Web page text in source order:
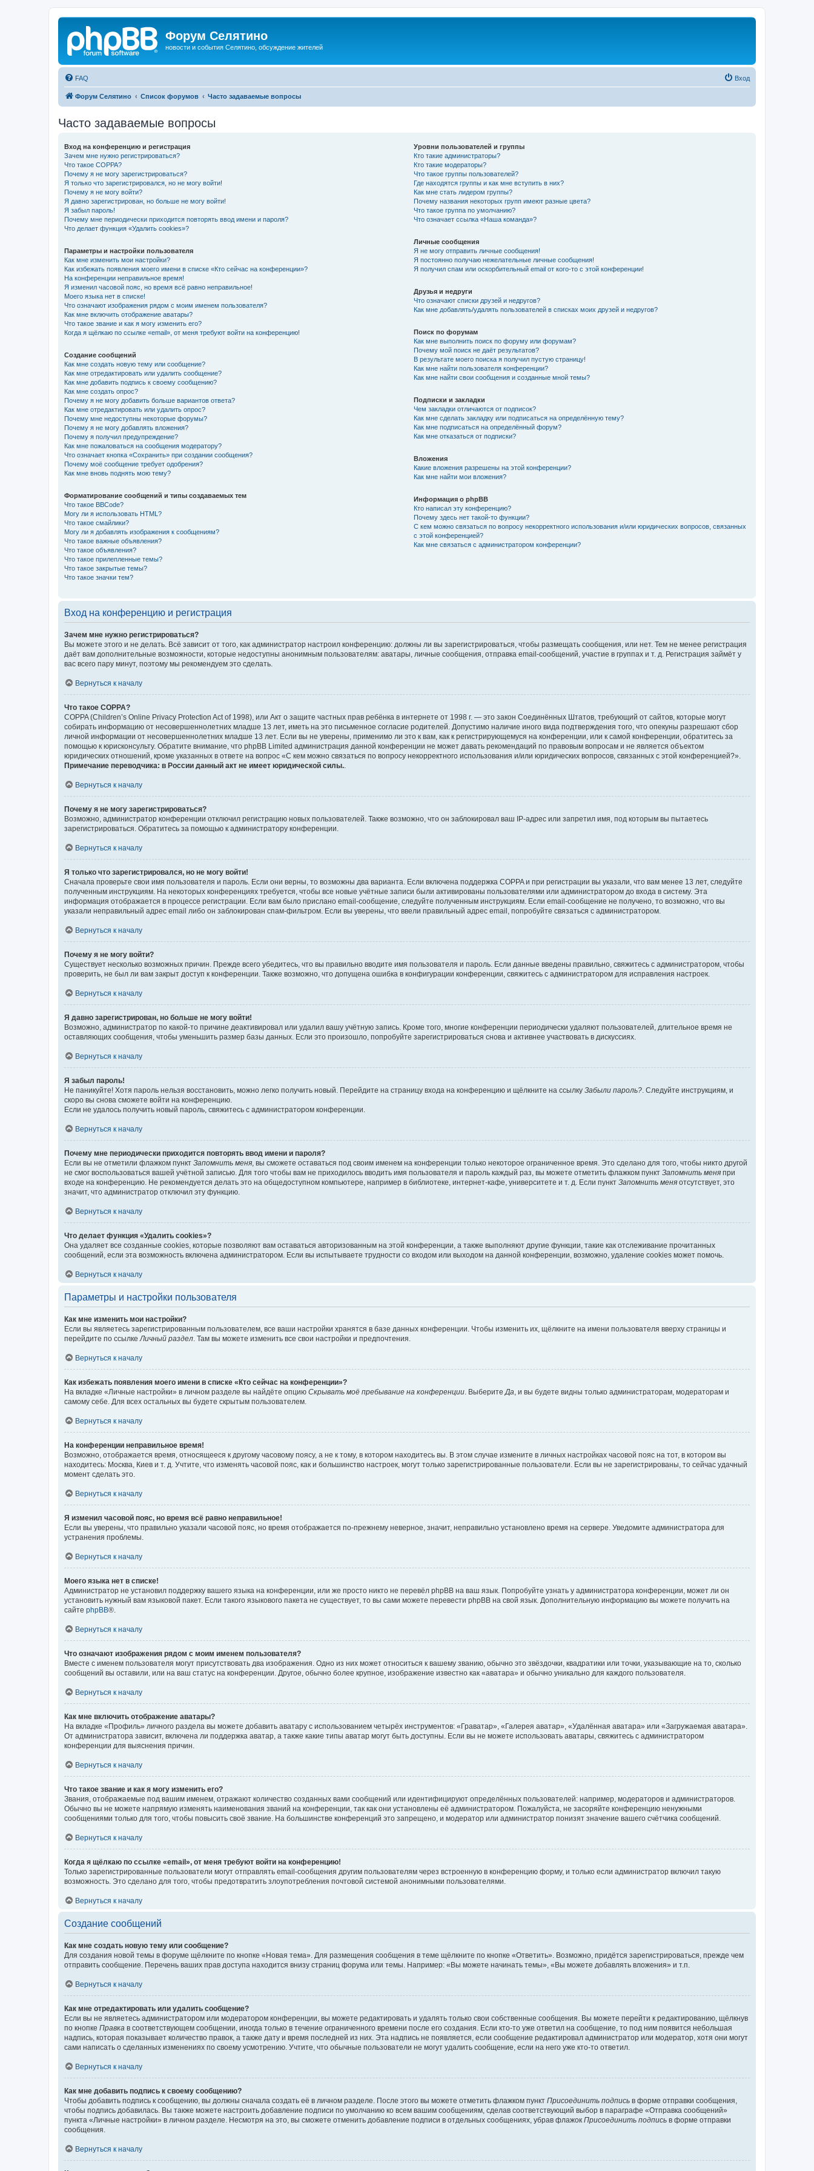
Форум Селятино
новости и события Селятино, обсуждение жителей
FAQ Вход
Форум Селятино Список форумов Часто задаваемые вопросы
Часто задаваемые вопросы
Вход на конференцию и регистрация
Зачем мне нужно регистрироваться?
Что такое COPPA?
Почему я не могу зарегистрироваться?
Я только что зарегистрировался, но не могу войти!
Почему я не могу войти?
Я давно зарегистрирован, но больше не могу войти!
Я забыл пароль!
Почему мне периодически приходится повторять ввод имени и пароля?
Что делает функция «Удалить cookies»?
Параметры и настройки пользователя
Как мне изменить мои настройки?
Как избежать появления моего имени в списке «Кто сейчас на конференции»?
На конференции неправильное время!
Я изменил часовой пояс, но время всё равно неправильное!
Моего языка нет в списке!
Что означают изображения рядом с моим именем пользователя?
Как мне включить отображение аватары?
Что такое звание и как я могу изменить его?
Когда я щёлкаю по ссылке «email», от меня требуют войти на конференцию!
Создание сообщений
Как мне создать новую тему или сообщение?
Как мне отредактировать или удалить сообщение?
Как мне добавить подпись к своему сообщению?
Как мне создать опрос?
Почему я не могу добавить больше вариантов ответа?
Как мне отредактировать или удалить опрос?
Почему мне недоступны некоторые форумы?
Почему я не могу добавлять вложения?
Почему я получил предупреждение?
Как мне пожаловаться на сообщения модератору?
Что означает кнопка «Сохранить» при создании сообщения?
Почему моё сообщение требует одобрения?
Как мне вновь поднять мою тему?
Форматирование сообщений и типы создаваемых тем
Что такое BBCode?
Могу ли я использовать HTML?
Что такое смайлики?
Могу ли я добавлять изображения к сообщениям?
Что такое важные объявления?
Что такое объявления?
Что такое прилепленные темы?
Что такое закрытые темы?
Что такое значки тем?
Уровни пользователей и группы
Кто такие администраторы?
Кто такие модераторы?
Что такое группы пользователей?
Где находятся группы и как мне вступить в них?
Как мне стать лидером группы?
Почему названия некоторых групп имеют разные цвета?
Что такое группа по умолчанию?
Что означает ссылка «Наша команда»?
Личные сообщения
Я не могу отправить личные сообщения!
Я постоянно получаю нежелательные личные сообщения!
Я получил спам или оскорбительный email от кого-то с этой конференции!
Друзья и недруги
Что означают списки друзей и недругов?
Как мне добавлять/удалять пользователей в списках моих друзей и недругов?
Поиск по форумам
Как мне выполнить поиск по форуму или форумам?
Почему мой поиск не даёт результатов?
В результате моего поиска я получил пустую страницу!
Как мне найти пользователя конференции?
Как мне найти свои сообщения и созданные мной темы?
Подписки и закладки
Чем закладки отличаются от подписок?
Как мне сделать закладку или подписаться на определённую тему?
Как мне подписаться на определённый форум?
Как мне отказаться от подписки?
Вложения
Какие вложения разрешены на этой конференции?
Как мне найти мои вложения?
Информация о phpBB
Кто написал эту конференцию?
Почему здесь нет такой-то функции?
С кем можно связаться по вопросу некорректного использования и/или юридических вопросов, связанных
с этой конференцией?
Как мне связаться с администратором конференции?
Вход на конференцию и регистрация
Зачем мне нужно регистрироваться?
Вы можете этого и не делать. Всё зависит от того, как администратор настроил конференцию: должны ли вы зарегистрироваться, чтобы размещать сообщения, или нет. Тем не менее регистрация
даёт вам дополнительные возможности, которые недоступны анонимным пользователям: аватары, личные сообщения, отправка email-сообщений, участие в группах и т. д. Регистрация займёт у
вас всего пару минут, поэтому мы рекомендуем это сделать.
Вернуться к началу
Что такое COPPA?
COPPA (Children’s Online Privacy Protection Act of 1998), или Акт о защите частных прав ребёнка в интернете от 1998 г. — это закон Соединённых Штатов, требующий от сайтов, которые могут
собирать информацию от несовершеннолетних младше 13 лет, иметь на это письменное согласие родителей. Допустимо наличие иного вида подтверждения того, что опекуны разрешают сбор
личной информации от несовершеннолетних младше 13 лет. Если вы не уверены, применимо ли это к вам, как к регистрирующемуся на конференции, или к самой конференции, обратитесь за
помощью к юрисконсульту. Обратите внимание, что phpBB Limited администрация данной конференции не может давать рекомендаций по правовым вопросам и не является объектом
юридических отношений, кроме указанных в ответе на вопрос «С кем можно связаться по вопросу некорректного использования и/или юридических вопросов, связанных с этой конференцией?».
Примечание переводчика: в России данный акт не имеет юридической силы.
Вернуться к началу
Почему я не могу зарегистрироваться?
Возможно, администратор конференции отключил регистрацию новых пользователей. Также возможно, что он заблокировал ваш IP-адрес или запретил имя, под которым вы пытаетесь
зарегистрироваться. Обратитесь за помощью к администратору конференции.
Вернуться к началу
Я только что зарегистрировался, но не могу войти!
Сначала проверьте свои имя пользователя и пароль. Если они верны, то возможны два варианта. Если включена поддержка COPPA и при регистрации вы указали, что вам менее 13 лет, следуйте
полученным инструкциям. На некоторых конференциях требуется, чтобы все новые учётные записи были активированы пользователями или администратором до входа в систему. Эта
информация отображается в процессе регистрации. Если вам было прислано email-сообщение, следуйте полученным инструкциям. Если email-сообщение не получено, то возможно, что вы
указали неправильный адрес email либо он заблокирован спам-фильтром. Если вы уверены, что ввели правильный адрес email, попробуйте связаться с администратором.
Вернуться к началу
Почему я не могу войти?
Существует несколько возможных причин. Прежде всего убедитесь, что вы правильно вводите имя пользователя и пароль. Если данные введены правильно, свяжитесь с администратором, чтобы
проверить, не был ли вам закрыт доступ к конференции. Также возможно, что допущена ошибка в конфигурации конференции, свяжитесь с администратором для исправления настроек.
Вернуться к началу
Я давно зарегистрирован, но больше не могу войти!
Возможно, администратор по какой-то причине деактивировал или удалил вашу учётную запись. Кроме того, многие конференции периодически удаляют пользователей, длительное время не
оставляющих сообщения, чтобы уменьшить размер базы данных. Если это произошло, попробуйте зарегистрироваться снова и активнее участвовать в дискуссиях.
Вернуться к началу
Я забыл пароль!
Не паникуйте! Хотя пароль нельзя восстановить, можно легко получить новый. Перейдите на страницу входа на конференцию и щёлкните на ссылку Забыли пароль? . Следуйте инструкциям, и
скоро вы снова сможете войти на конференцию.
Если не удалось получить новый пароль, свяжитесь с администратором конференции.
Вернуться к началу
Почему мне периодически приходится повторять ввод имени и пароля?
Если вы не отметили флажком пункт Запомнить меня , вы сможете оставаться под своим именем на конференции только некоторое ограниченное время. Это сделано для того, чтобы никто другой
не смог воспользоваться вашей учётной записью. Для того чтобы вам не приходилось вводить имя пользователя и пароль каждый раз, вы можете отметить флажком пункт Запомнить меня при
входе на конференцию. Не рекомендуется делать это на общедоступном компьютере, например в библиотеке, интернет-кафе, университете и т. д. Если пункт Запомнить меня отсутствует, это
значит, что администратор отключил эту функцию.
Вернуться к началу
Что делает функция «Удалить cookies»?
Она удаляет все созданные cookies, которые позволяют вам оставаться авторизованным на этой конференции, а также выполняют другие функции, такие как отслеживание прочитанных
сообщений, если эта возможность включена администратором. Если вы испытываете трудности со входом или выходом на данной конференции, возможно, удаление cookies может помочь.
Вернуться к началу
Параметры и настройки пользователя
Как мне изменить мои настройки?
Если вы являетесь зарегистрированным пользователем, все ваши настройки хранятся в базе данных конференции. Чтобы изменить их, щёлкните на имени пользователя вверху страницы и
перейдите по ссылке Личный раздел . Там вы можете изменить все свои настройки и предпочтения.
Вернуться к началу
Как избежать появления моего имени в списке «Кто сейчас на конференции»?
На вкладке «Личные настройки» в личном разделе вы найдёте опцию Скрывать моё пребывание на конференции . Выберите Да , и вы будете видны только администраторам, модераторам и
самому себе. Для всех остальных вы будете скрытым пользователем.
Вернуться к началу
На конференции неправильное время!
Возможно, отображается время, относящееся к другому часовому поясу, а не к тому, в котором находитесь вы. В этом случае измените в личных настройках часовой пояс на тот, в котором вы
находитесь: Москва, Киев и т. д. Учтите, что изменять часовой пояс, как и большинство настроек, могут только зарегистрированные пользователи. Если вы не зарегистрированы, то сейчас удачный
момент сделать это.
Вернуться к началу
Я изменил часовой пояс, но время всё равно неправильное!
Если вы уверены, что правильно указали часовой пояс, но время отображается по-прежнему неверное, значит, неправильно установлено время на сервере. Уведомите администратора для
устранения проблемы.
Вернуться к началу
Моего языка нет в списке!
Администратор не установил поддержку вашего языка на конференции, или же просто никто не перевёл phpBB на ваш язык. Попробуйте узнать у администратора конференции, может ли он
установить нужный вам языковой пакет. Если такого языкового пакета не существует, то вы сами можете перевести phpBB на свой язык. Дополнительную информацию вы можете получить на
сайте phpBB®.
Вернуться к началу
Что означают изображения рядом с моим именем пользователя?
Вместе с именем пользователя могут присутствовать два изображения. Одно из них может относиться к вашему званию, обычно это звёздочки, квадратики или точки, указывающие на то, сколько
сообщений вы оставили, или на ваш статус на конференции. Другое, обычно более крупное, изображение известно как «аватара» и обычно уникально для каждого пользователя.
Вернуться к началу
Как мне включить отображение аватары?
На вкладке «Профиль» личного раздела вы можете добавить аватару с использованием четырёх инструментов: «Граватар», «Галерея аватар», «Удалённая аватара» или «Загружаемая аватара».
От администратора зависит, включена ли поддержка аватар, а также какие типы аватар могут быть доступны. Если вы не можете использовать аватары, свяжитесь с администратором
конференции для выяснения причин.
Вернуться к началу
Что такое звание и как я могу изменить его?
Звания, отображаемые под вашим именем, отражают количество созданных вами сообщений или идентифицируют определённых пользователей: например, модераторов и администраторов.
Обычно вы не можете напрямую изменять наименования званий на конференции, так как они установлены её администратором. Пожалуйста, не засоряйте конференцию ненужными
сообщениями только для того, чтобы повысить своё звание. На большинстве конференций это запрещено, и модератор или администратор понизят значение вашего счётчика сообщений.
Вернуться к началу
Когда я щёлкаю по ссылке «email», от меня требуют войти на конференцию!
Только зарегистрированные пользователи могут отправлять email-сообщения другим пользователям через встроенную в конференцию форму, и только если администратор включил такую
возможность. Это сделано для того, чтобы предотвратить злоупотребления почтовой системой анонимными пользователями.
Вернуться к началу
Создание сообщений
Как мне создать новую тему или сообщение?
Для создания новой темы в форуме щёлкните по кнопке «Новая тема». Для размещения сообщения в теме щёлкните по кнопке «Ответить». Возможно, придётся зарегистрироваться, прежде чем
отправить сообщение. Перечень ваших прав доступа находится внизу страниц форума или темы. Например: «Вы можете начинать темы», «Вы можете добавлять вложения» и т.п.
Вернуться к началу
Как мне отредактировать или удалить сообщение?
Если вы не являетесь администратором или модератором конференции, вы можете редактировать и удалять только свои собственные сообщения. Вы можете перейти к редактированию, щёлкнув
по кнопке Правка в соответствующем сообщении, иногда только в течение ограниченного времени после его создания. Если кто-то уже ответил на сообщение, то под ним появится небольшая
надпись, которая показывает количество правок, а также дату и время последней из них. Эта надпись не появляется, если сообщение редактировал администратор или модератор, хотя они могут
сами написать о сделанных изменениях по своему усмотрению. Учтите, что обычные пользователи не могут удалить сообщение, если на него уже кто-то ответил.
Вернуться к началу
Как мне добавить подпись к своему сообщению?
Чтобы добавить подпись к сообщению, вы должны сначала создать её в личном разделе. После этого вы можете отметить флажком пункт Присоединить подпись в форме отправки сообщения,
чтобы подпись добавилась. Вы также можете настроить добавление подписи по умолчанию ко всем вашим сообщениям, сделав соответствующий выбор в параграфе «Отправка сообщений»
пункта «Личные настройки» в личном разделе. Несмотря на это, вы сможете отменить добавление подписи в отдельных сообщениях, убрав флажок Присоединить подпись в форме отправки
сообщения.
Вернуться к началу